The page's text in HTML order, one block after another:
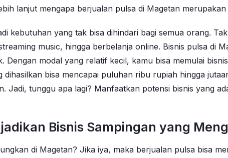
lanjut mengapa berjualan pulsa di Magetan
kebutuhan yang tak bisa dihindari bagi semua orang.
music, hingga berbelanja online. Bisnis pulsa di
modal yang relatif kecil, kamu bisa memulai
dihasilkan bisa mencapai puluhan ribu rupiah hingga
Jadi, tunggu apa lagi? Manfaatkan potensi bisnis yang
Bisnis Sampingan yang
di Magetan? Jika iya, maka berjualan pulsa bisa